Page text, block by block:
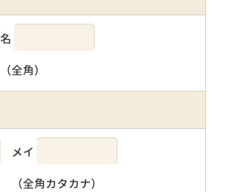
名
（全角）
メイ
（全角カタカナ）